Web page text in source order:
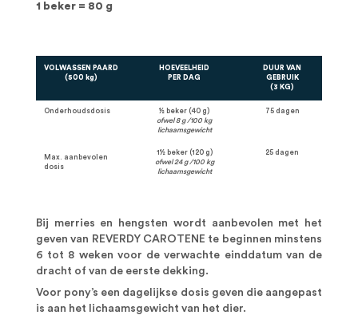
1 beker = 80 g
VOLWASSEN PAARD
(500 kg)
HOEVEELHEID
PER DAG
DUUR VAN
GEBRUIK
(3 KG)
Onderhoudsdosis
½ beker (40 g)
ofwel 8 g /100 kg
lichaamsgewicht
75 dagen
Max. aanbevolen
dosis
1½ beker (120 g)
ofwel 24 g /100 kg
lichaamsgewicht
25 dagen
Bij merries en hengsten wordt aanbevolen met het
geven van REVERDY CAROTENE te beginnen minstens
6 tot 8 weken voor de verwachte einddatum van de
dracht of van de eerste dekking.
Voor pony’s een dagelijkse dosis geven die aangepast
is aan het lichaamsgewicht van het dier.